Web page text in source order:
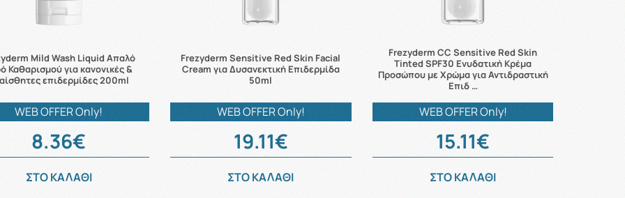
Mild Wash Liquid Απαλό
Καθαρισμού για κανονικές &
επιδερμίδες 200ml
WEB OFFER Only!
8.36€
ΣΤΟ ΚΑΛΑΘΙ
Frezyderm Sensitive Red Skin Facial
Cream για Δυσανεκτική Επιδερμίδα
50ml
WEB OFFER Only!
19.11€
ΣΤΟ ΚΑΛΑΘΙ
Frezyderm CC Sensitive Red Skin
Tinted SPF30 Ενυδατική Κρέμα
Προσώπου με Χρώμα για Αντιδραστική
Επιδ …
WEB OFFER Only!
15.11€
ΣΤΟ ΚΑΛΑΘΙ